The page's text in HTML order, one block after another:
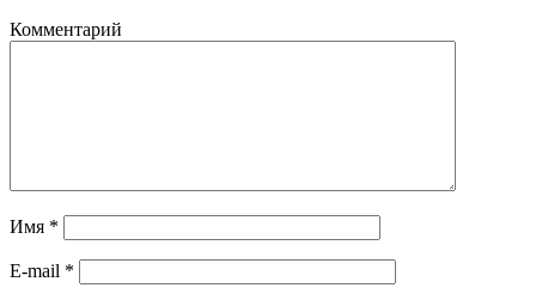
Комментарий
Имя *
E-mail *